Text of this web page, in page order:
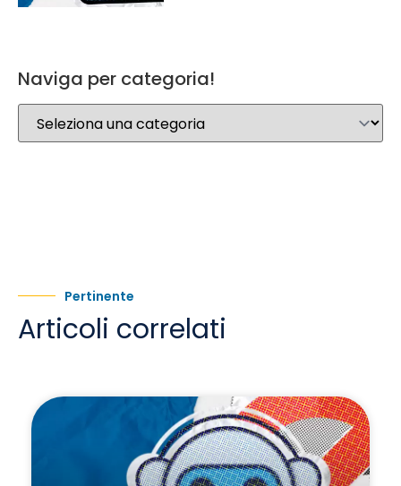
Naviga per categoria!
Pertinente
Articoli correlati